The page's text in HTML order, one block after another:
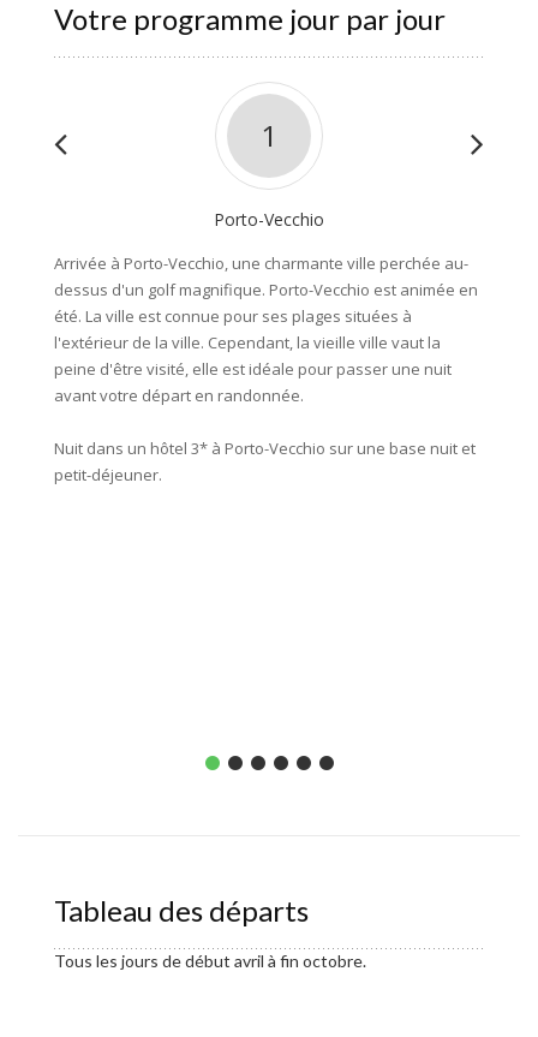
Votre programme jour par jour
1
Porto-Vecchio
Arrivée à Porto-Vecchio, une charmante ville perchée au-
dessus d'un golf magnifique. Porto-Vecchio est animée en
été. La ville est connue pour ses plages situées à
l'extérieur de la ville. Cependant, la vieille ville vaut la
peine d'être visité, elle est idéale pour passer une nuit
avant votre départ en randonnée.
Nuit dans un hôtel 3* à Porto-Vecchio sur une base nuit et
petit-déjeuner.
Tableau des départs
Tous les jours de début avril à fin octobre.